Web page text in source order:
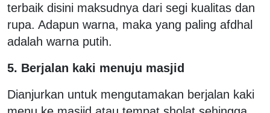
terbaik disini maksudnya dari segi kualitas dan
rupa. Adapun warna, maka yang paling afdhal
adalah warna putih.
5. Berjalan kaki menuju masjid
Dianjurkan untuk mengutamakan berjalan kaki